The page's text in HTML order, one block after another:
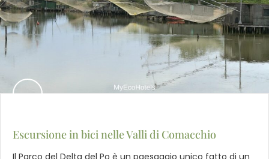
Escursione in bici nelle Valli di Comacchio